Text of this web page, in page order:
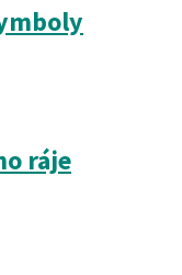
ráje